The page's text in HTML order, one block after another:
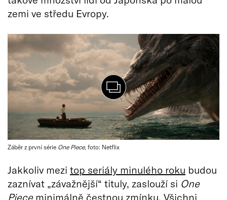
zemi ve středu Evropy.
Záběr z první série One Piece, foto: Netflix
Jakkoliv mezi top seriály minulého roku budou
zaznívat „závažnější“ tituly, zaslouží si One
Pieceminimálně čestnou zmínku. Všichni